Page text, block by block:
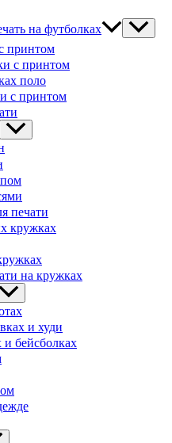
на футболках
принтом
с принтом
поло
с принтом
печати
кружках
на кружках
и худи
и бейсболках